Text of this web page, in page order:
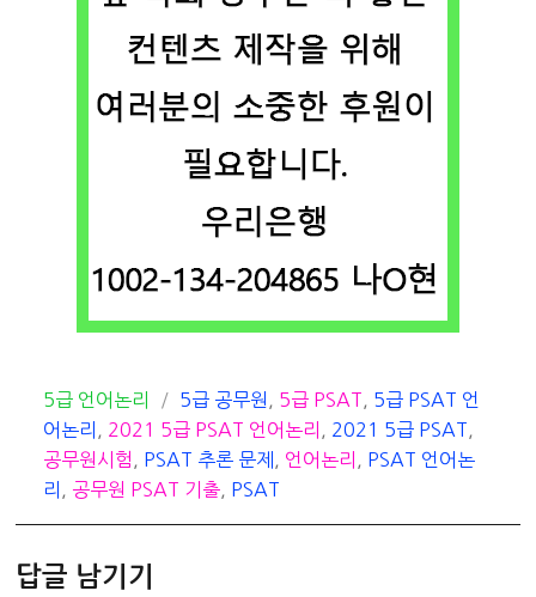
카
테
고
리
5급 언어논리
태
그
5급 공무원 5급 PSAT
5급 PSAT 언
어논리
2021 5급 PSAT 언어논리 2021 5급 PSAT
공무원시험
PSAT 추론 문제 언어논리
PSAT 언어논
리
공무원 PSAT 기출 PSAT
답글 남기기